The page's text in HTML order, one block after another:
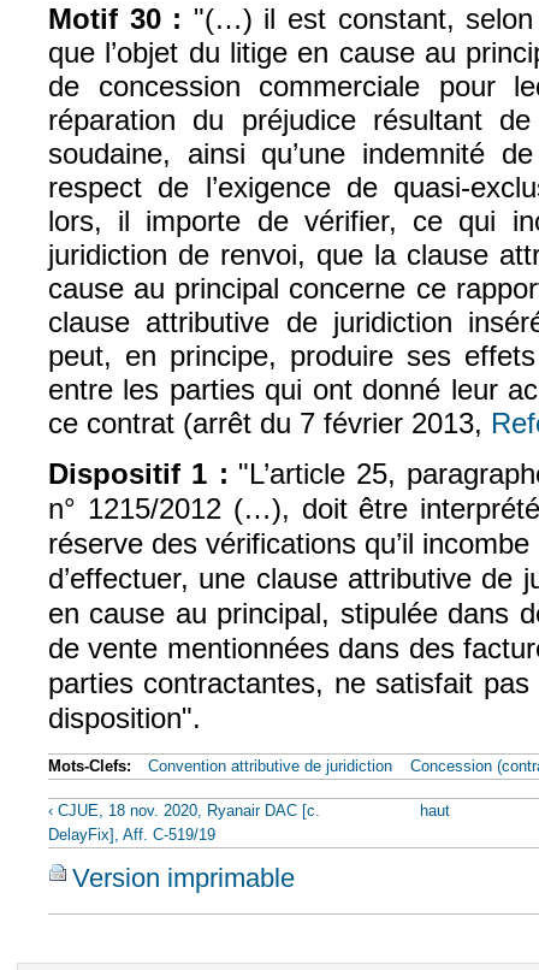
Motif 30 : "(…) il est constant,
que l’objet du litige en cause au
de concession commerciale pour
réparation du préjudice résultant
soudaine, ainsi qu’une indemnité
respect de l’exigence de quasi-
lors, il importe de vérifier, ce qui
juridiction de renvoi, que la clause
cause au principal concerne ce
clause attributive de juridiction
peut, en principe, produire ses
entre les parties qui ont donné leur
ce contrat (arrêt du 7 février 2013,
Dispositif 1 : "L’article 25,
n° 1215/2012 (…), doit être
réserve des vérifications qu’il
d’effectuer, une clause attributive de
en cause au principal, stipulée dans
de vente mentionnées dans des
parties contractantes, ne satisfait
disposition".
Mots-Clefs: Convention attributive de juridiction Concession
‹ CJUE, 18 nov. 2020, Ryanair DAC [c.
DelayFix], Aff. C-519/19
haut
Version imprimable